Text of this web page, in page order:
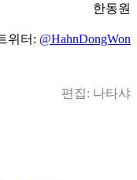
한동원
위터: @HahnDongWon
편집: 나타샤